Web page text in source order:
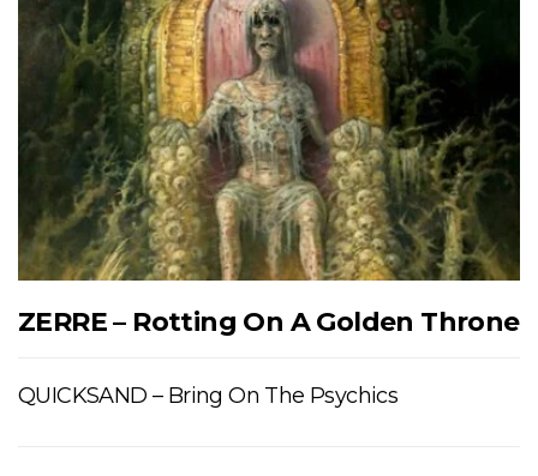
ZERRE – Rotting On A Golden Throne
QUICKSAND – Bring On The Psychics